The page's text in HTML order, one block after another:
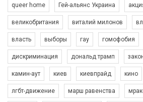
queer home Гей-альянс Украина
великобритания виталий милонов
власть выборы гау гомофобия
дискриминация дональд трамп
камин-аут киев киевпрайд кино
лгбт-движение марш равенства